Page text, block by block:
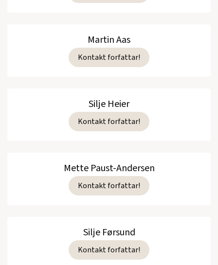
Martin Aas
Kontakt forfattar!
Silje Heier
Kontakt forfattar!
Mette Paust-Andersen
Kontakt forfattar!
Silje Førsund
Kontakt forfattar!